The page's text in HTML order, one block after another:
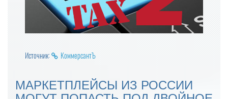
Источник: КоммерсантЪ
МАРКЕТПЛЕЙСЫ ИЗ РОССИИ